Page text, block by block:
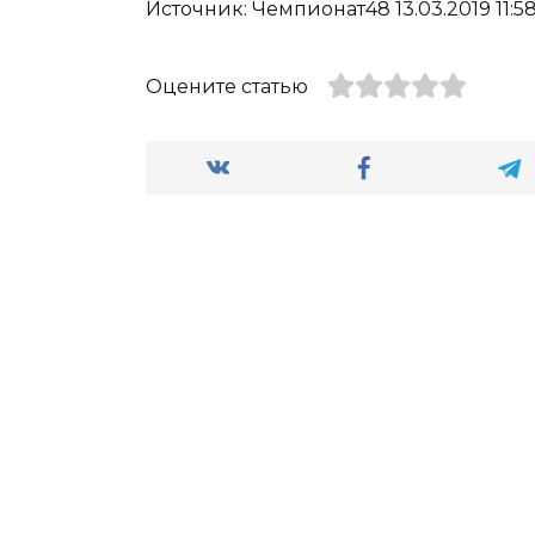
Источник: Чемпионат48 13.03.2019
Оцените статью